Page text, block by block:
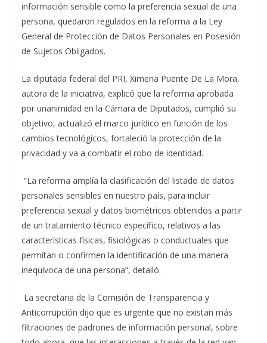
información sensible como la preferencia sexual de una
persona, quedaron regulados en la reforma a la Ley
General de Protección de Datos Personales en Posesión
de Sujetos Obligados.
La diputada federal del PRI, Ximena Puente De La Mora,
autora de la iniciativa, explicó que la reforma aprobada
por unanimidad en la Cámara de Diputados, cumplió su
objetivo, actualizó el marco jurídico en función de los
cambios tecnológicos, fortaleció la protección de la
privacidad y va a combatir el robo de identidad.
“La reforma amplía la clasificación del listado de datos
personales sensibles en nuestro país, para incluir
preferencia sexual y datos biométricos obtenidos a partir
de un tratamiento técnico específico, relativos a las
características físicas, fisiológicas o conductuales que
permitan o confirmen la identificación de una manera
inequívoca de una persona”, detalló.
La secretaria de la Comisión de Transparencia y
Anticorrupción dijo que es urgente que no existan más
filtraciones de padrones de información personal, sobre